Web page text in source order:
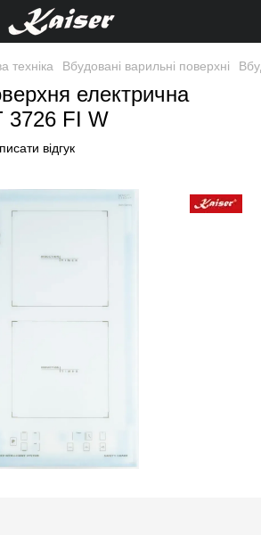
техніка Вбудовані варильні поверхні
електрична
3726 FI W
відгук